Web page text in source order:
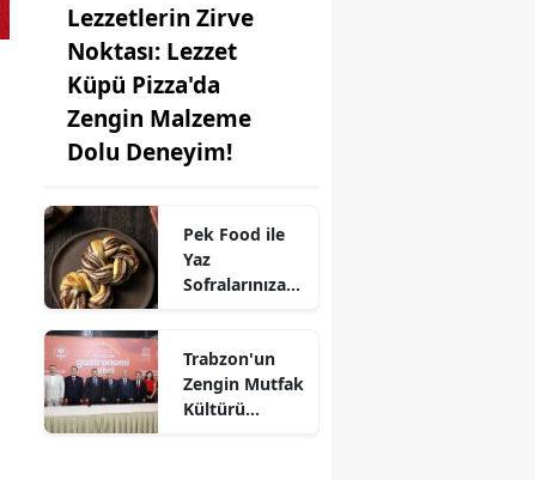
Lezzetlerin Zirve
Noktası: Lezzet
Küpü Pizza'da
Zengin Malzeme
Dolu Deneyim!
Pek Food ile
Yaz
Sofralarınıza
Hamuru
Farkıyla!
Trabzon'un
Zengin Mutfak
Kültürü